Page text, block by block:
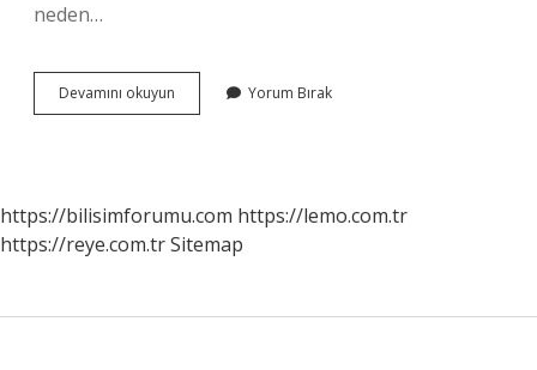
neden…
Devamını okuyun Türkiyede
Batıl
Yorum Bırak
https://bilisimforumu.com https://lemo.com.tr
https://reye.com.trSitemap